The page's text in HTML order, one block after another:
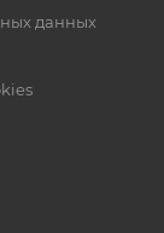
данных